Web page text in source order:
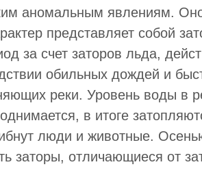
аномальным явлениям.
представляет собой
за счет заторов льда,
обильных дождей и
реки. Уровень воды в
в итоге
люди и животные.
заторы, отличающиеся от